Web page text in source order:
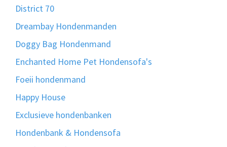
District 70
Dreambay Hondenmanden
Doggy Bag Hondenmand
Enchanted Home Pet Hondensofa's
Foeii hondenmand
Happy House
Exclusieve hondenbanken
Hondenbank & Hondensofa